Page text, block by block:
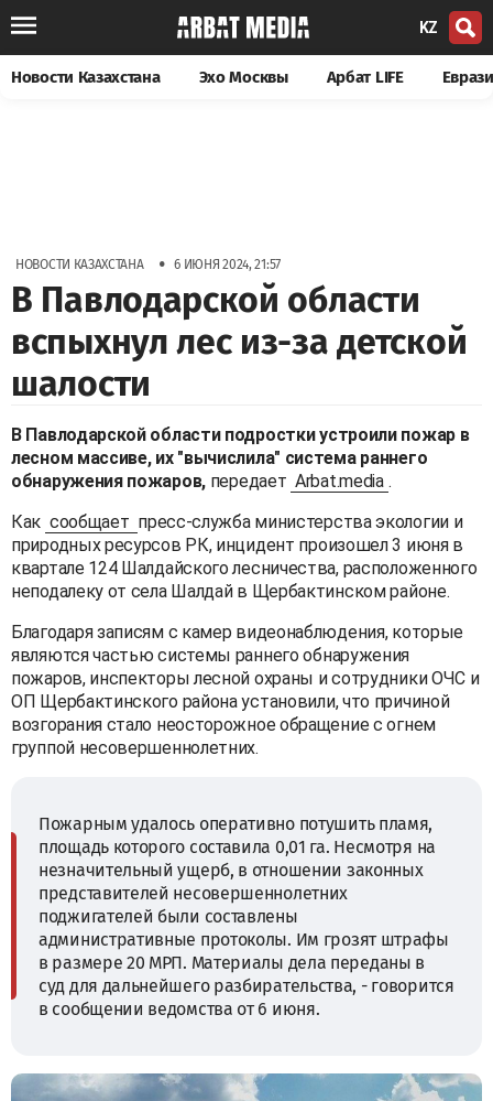
KZ
Новости Казахстана Эхо Москвы Арбат LIFE
НОВОСТИ КАЗАХСТАНА • 6 ИЮНЯ 2024, 21:57
В Павлодарской области
вспыхнул лес из-за детской
шалости
В Павлодарской области подростки устроили пожар в
лесном массиве, их "вычислила" система раннего
обнаружения пожаров, передает Arbat.media .
Как сообщает пресс-служба министерства экологии и
природных ресурсов РК, инцидент произошел 3 июня в
квартале 124 Шалдайского лесничества, расположенного
неподалеку от села Шалдай в Щербактинском районе.
Благодаря записям с камер видеонаблюдения, которые
являются частью системы раннего обнаружения
пожаров, инспекторы лесной охраны и сотрудники ОЧС и
ОП Щербактинского района установили, что причиной
возгорания стало неосторожное обращение с огнем
группой несовершеннолетних.
Пожарным удалось оперативно потушить пламя,
площадь которого составила 0,01 га. Несмотря на
незначительный ущерб, в отношении законных
представителей несовершеннолетних
поджигателей были составлены
административные протоколы. Им грозят штрафы
в размере 20 МРП. Материалы дела переданы в
суд для дальнейшего разбирательства, - говорится
в сообщении ведомства от 6 июня.